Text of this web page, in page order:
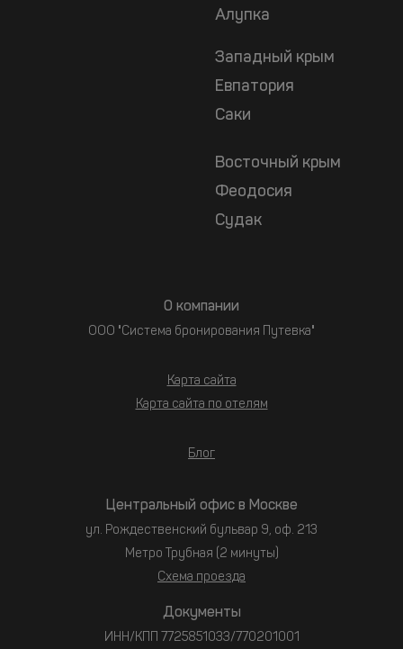
Алупка
Западный крым
Евпатория
Саки
Восточный крым
Феодосия
Судак
О компании
ООО "Система бронирования Путевка"
Карта сайта
Карта сайта по отелям
Блог
Документы
ИНН/КПП 7725851033/770201001
Центральный офис в Москве
ул. Рождественский бульвар 9, оф. 213
Метро Трубная (2 минуты)
Схема проезда